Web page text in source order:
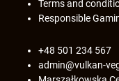
Terms and
Responsible
+48 501 234 567
admin@vulkan-